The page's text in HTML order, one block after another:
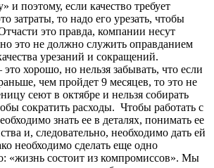
и поэтому, если качество требует
затраты, то надо его урезать, чтобы
это правда, компании несут
это не должно служить оправданием
урезаний и сокращений.
хорошо, но нельзя забывать, что если
чем пройдет 9 месяцев, то это не
сеют в октябре и нельзя собирать
сократить расходы. Чтобы работать с
знать ее в деталях, понимать ее
и, следовательно, необходимо дать ей
необходимо сделать еще одно
«жизнь состоит из компромиссов». Мы